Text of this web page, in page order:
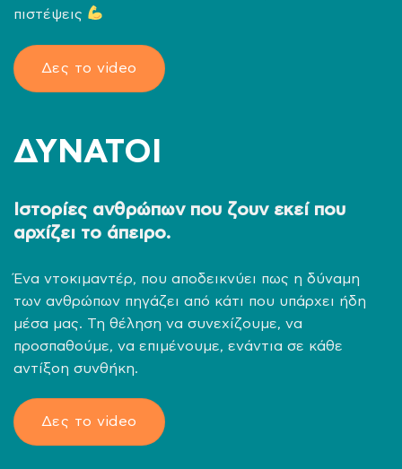
πιστέψεις
Δες το video
ΔΥΝΑΤΟΙ
Ιστορίες ανθρώπων που ζουν εκεί που
αρχίζει το άπειρο.
Ένα ντοκιμαντέρ, που αποδεικνύει πως η δύναμη
των ανθρώπων πηγάζει από κάτι που υπάρχει ήδη
μέσα μας. Τη θέληση να συνεχίζουμε, να
προσπαθούμε, να επιμένουμε, ενάντια σε κάθε
αντίξοη συνθήκη.
Δες το video